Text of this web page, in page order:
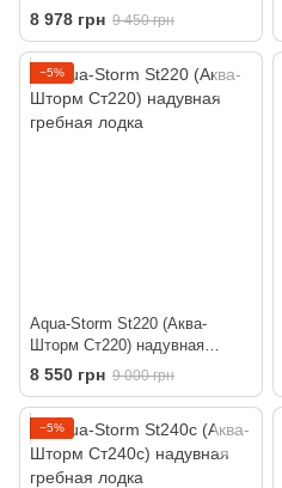
гребная лодка
8 978 грн 9 450 грн
−5%
Aqua-Storm St220 (Аква-
Шторм Ст220) надувная
гребная лодка
8 550 грн 9 000 грн
−5%